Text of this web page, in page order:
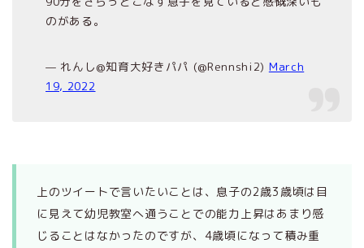
のがある。
— れんし@知育大好きパパ (@Rennshi2) March
19, 2022
上のツイートで言いたいことは、息子の2歳3歳頃は目
に見えて幼児教室へ通うことでの能力上昇はあまり感
じることはなかったのですが、4歳頃になって積み重